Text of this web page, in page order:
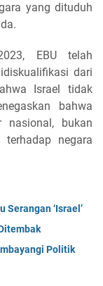
yang dituduh
EBU telah
dari
Israel tidak
bahwa
nasional, bukan
negara
Serangan ‘Israel’
Politik